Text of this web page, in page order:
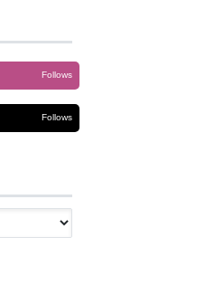
Follows
Follows